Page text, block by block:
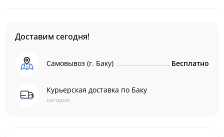
Доставим сегодня!
Самовывоз (г. Баку) Бесплатно
Курьерская доставка по Баку
сегодня